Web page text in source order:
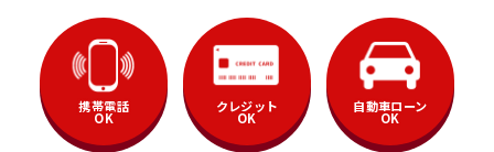
携帯電話
OK
クレジット
OK
自動車ローン
OK